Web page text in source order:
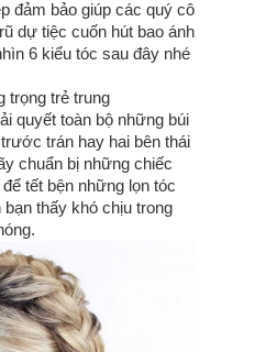
đảm bảo giúp các quý cô
dự tiệc cuốn hút bao ánh
6 kiểu tóc sau đây nhé
trọng trẻ trung
quyết toàn bộ những búi
trán hay hai bên thái
chuẩn bị những chiếc
tết bện những lọn tóc
thấy khó chịu trong